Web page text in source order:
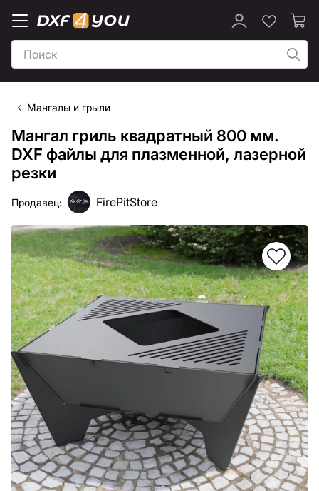
Мангалы и грыли
Мангал гриль квадратный 800 мм.
DXF файлы для плазменной, лазерной
резки
Продавец: FirePitStore